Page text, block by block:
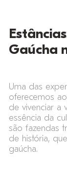
Gaúcha
Uma das
oferecemos
de vivenciar a
essência da
são fazendas
de história,
gaúcha.